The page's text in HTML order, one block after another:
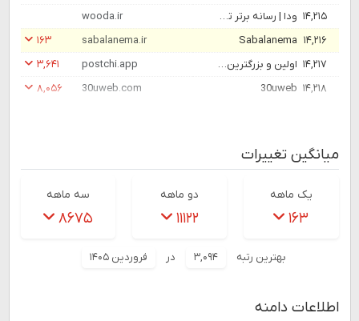
۱۴,۲۱۵
ودا | رسانه برتر تکنولوژی
wooda.ir
۱۴,۲۱۶ Sabalanema
sabalanema.ir
۱۶۳
۱۴,۲۱۷
اولین و بزرگترین اپلیکیشن پست و ارسال بسته پستی آنلاین، بازار اینترنتی خدمات پست سریع داخلی و بین‌الملل postchi.app
۳,۶۴۱
۱۴,۲۱۸ 30uweb
30uweb.com ۸,۰۵۶
میانگین تغییرات
یک ماهه
۱۶۳
دو ماهه
۱۱۱۲۲
سه ماهه
۸۶۷۵
بهترین رتبه ۳,۰۹۴ در فروردین ۱۴۰۵
اطلاعات دامنه